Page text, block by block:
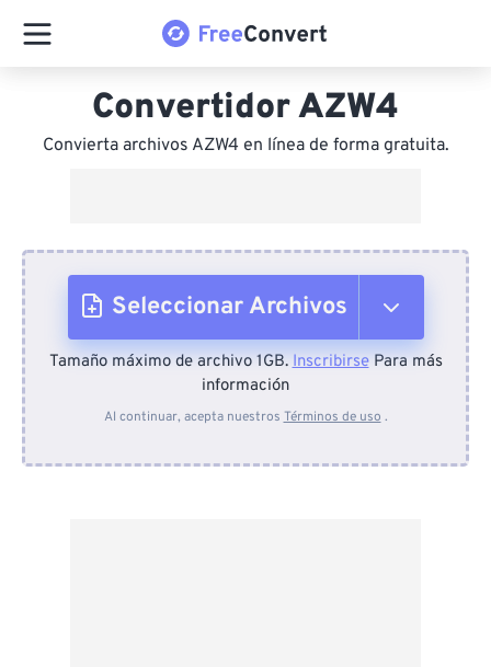
Convertidor AZW4
Convierta archivos AZW4 en línea de forma gratuita.
Seleccionar Archivos
Desde el dispositivo
Tamaño máximo de archivo 1GB.InscribirsePara más
información
Al continuar, acepta nuestros Términos de uso .